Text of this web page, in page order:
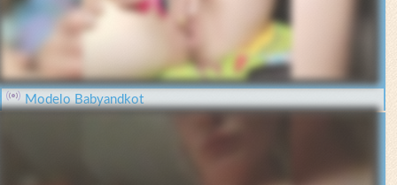
Modelo Babyandkot